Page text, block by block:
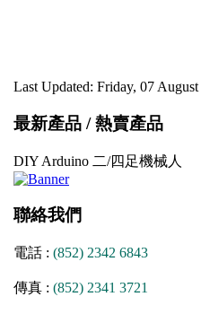
Last Updated: Friday, 07
最新產品 / 熱賣產品
DIY Arduino 二/四足機械人
聯絡我們
電話 : (852) 2342 6843
傳真 : (852) 2341 3721